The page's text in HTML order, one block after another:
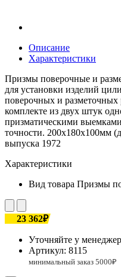
Описание
Характеристики
Призмы поверочные и
для установки изделий
поверочных и разметочных
комплекте из двух штук
призматическими
точности. 200х180х100мм
выпуска 1972
Характеристики
Вид товара Призмы
23 362₽
Уточняйте у
Артикул: 8115